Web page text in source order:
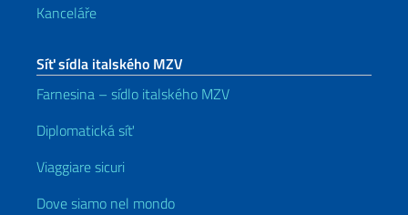
Kanceláře
Síť sídla italského MZV
Farnesina – sídlo italského MZV
Diplomatická síť
Viaggiare sicuri
Dove siamo nel mondo